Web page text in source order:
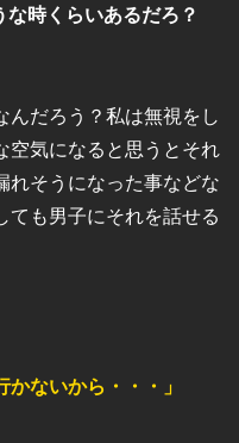
時くらいあるだろ？
んだろう？私は無視をし
空気になると思うとそれ
れそうになった事などな
ても男子にそれを話せる
ないから・・・」